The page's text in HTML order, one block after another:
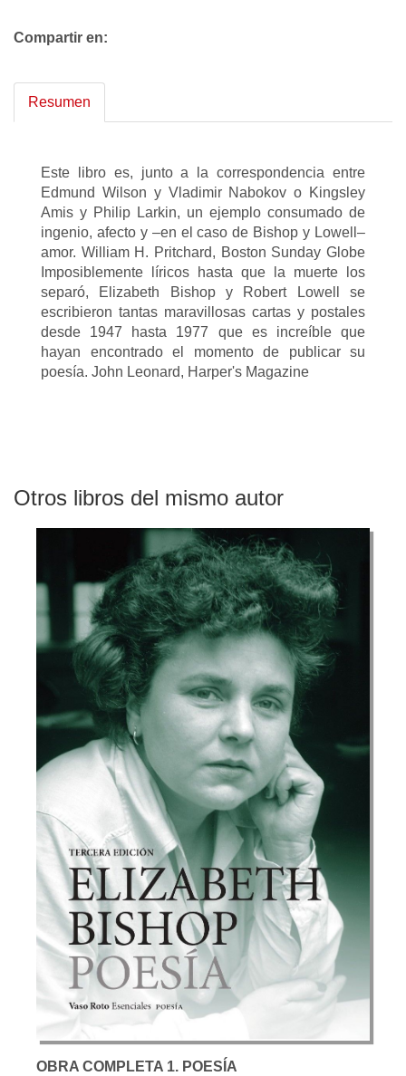
Compartir en:
Resumen
Este libro es, junto a la correspondencia entre
Edmund Wilson y Vladimir Nabokov o Kingsley
Amis y Philip Larkin, un ejemplo consumado de
ingenio, afecto y –en el caso de Bishop y Lowell–
amor. William H. Pritchard, Boston Sunday Globe
Imposiblemente líricos hasta que la muerte los
separó, Elizabeth Bishop y Robert Lowell se
escribieron tantas maravillosas cartas y postales
desde 1947 hasta 1977 que es increíble que
hayan encontrado el momento de publicar su
poesía. John Leonard, Harper's Magazine
Otros libros del mismo autor
OBRA COMPLETA 1. POESÍA